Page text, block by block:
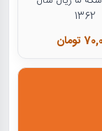
1362
تومان